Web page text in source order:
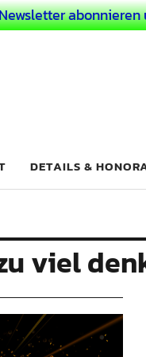
abonnieren
ALS
DETAILS &
viel